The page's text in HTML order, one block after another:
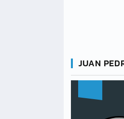
JUAN